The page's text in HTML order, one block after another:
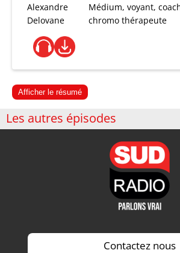
Alexandre
Delovane
Médium, voyant,
chromo thérapeute
Afficher le résumé
Les autres épisodes
Contactez nous